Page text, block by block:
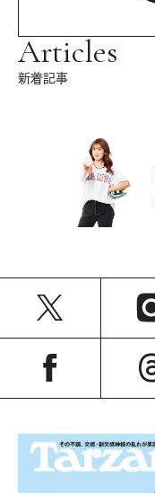
Articles
新着記事